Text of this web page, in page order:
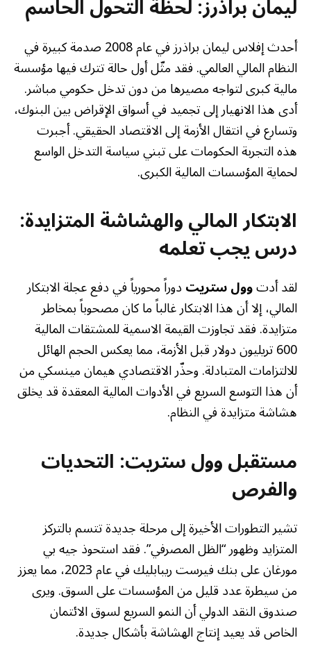
ليمان براذرز: لحظة التحول الحاسم
أحدث إفلاس ليمان براذرز في عام 2008 صدمة كبيرة في
النظام المالي العالمي. فقد مثّل أول حالة تترك فيها مؤسسة
مالية كبرى لتواجه مصيرها من دون تدخل حكومي مباشر.
أدى هذا الانهيار إلى تجميد في أسواق الإقراض بين البنوك،
وتسارع في انتقال الأزمة إلى الاقتصاد الحقيقي. أجبرت
هذه التجربة الحكومات على تبني سياسة التدخل الواسع
لحماية المؤسسات المالية الكبرى.
الابتكار المالي والهشاشة المتزايدة:
درس يجب تعلمه
لقد أدتوول ستريتدوراً محورياً في دفع عجلة الابتكار
المالي، إلا أن هذا الابتكار غالباً ما كان مصحوباً بمخاطر
متزايدة. فقد تجاوزت القيمة الاسمية للمشتقات المالية
600 تريليون دولار قبل الأزمة، مما يعكس الحجم الهائل
للالتزامات المتبادلة. وحذّر الاقتصادي هيمان مينسكي من
أن هذا التوسع السريع في الأدوات المالية المعقدة قد يخلق
هشاشة متزايدة في النظام.
مستقبل وول ستريت: التحديات
والفرص
تشير التطورات الأخيرة إلى مرحلة جديدة تتسم بالتركز
المتزايد وظهور “الظل المصرفي”. فقد استحوذ جيه بي
مورغان على بنك فيرست ريبابليك في عام 2023، مما يعزز
من سيطرة عدد قليل من المؤسسات على السوق. ويرى
صندوق النقد الدولي أن النمو السريع لسوق الائتمان
الخاص قد يعيد إنتاج الهشاشة بأشكال جديدة.